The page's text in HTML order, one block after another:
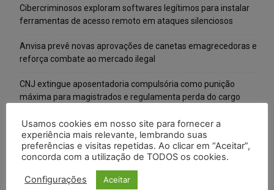
Cibercriminosos exploram softwares legítimos para instalar
ferramentas de acesso remoto em ataques silenciosos
Anvisa prevê novas aprovações de canetas emagrecedoras e
reforça combate ao mercado ilegal
CNJ extingue aposentadoria compulsória como punição
máxima para magistrados e regulamenta perda do cargo
Justiça de SP rejeita ação da família de Alexandre de Moraes
contra senador Alessandro Vieira
Conselho Nacional de Justiça determina afastamento da juíza
Gabriela Hardt por dois anos
Usamos cookies em nosso site para fornecer a
experiência mais relevante, lembrando suas
preferências e visitas repetidas. Ao clicar em “Aceitar”,
concorda com a utilização de TODOS os cookies.
Configurações Aceitar